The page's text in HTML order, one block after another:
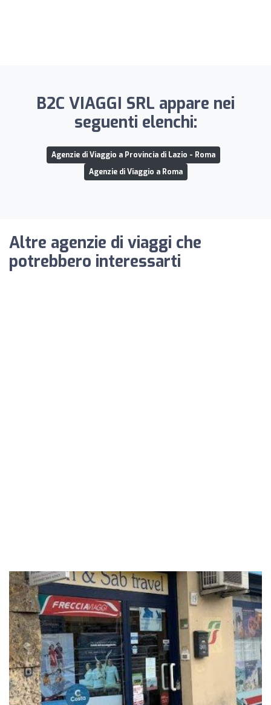
B2C VIAGGI SRL appare nei
seguenti elenchi:
Agenzie di Viaggio a Provincia di Lazio - Roma
Agenzie di Viaggio a Roma
Altre agenzie di viaggi che
potrebbero interessarti